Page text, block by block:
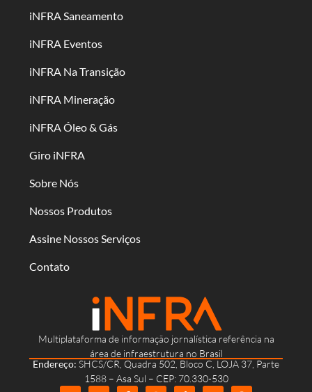
Multiplataforma de informação jornalística referência na
área de infraestrutura no Brasil
Endereço: SHCS/CR, Quadra 502, Bloco C, LOJA 37, Parte
1588 – Asa Sul – CEP: 70.330-530
iNFRA Saneamento
iNFRA Eventos
iNFRA Na Transição
iNFRA Mineração
iNFRA Óleo & Gás
Giro iNFRA
Sobre Nós
Nossos Produtos
Assine Nossos Serviços
Contato